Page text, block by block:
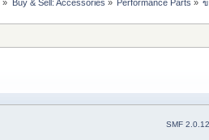
» Buy & Sell: Accessories » Performance Parts » ข
SMF 2.0.12